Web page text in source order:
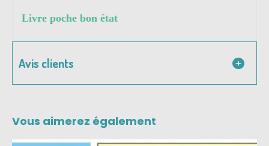
Livre poche bon état
Avis clients
Vous aimerez également